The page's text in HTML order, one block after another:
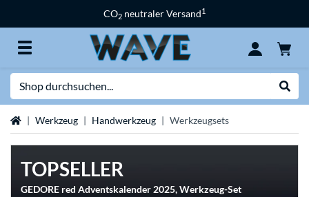
CO2 neutraler Versand1
StartseiteWerkzeug Handwerkzeug Werkzeugsets
TOPSELLER
GEDORE red Adventskalender 2025, Werkzeug-Set